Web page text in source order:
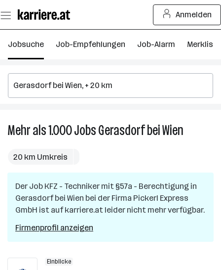
Seiteninhalt
springen
Anmelden
Jobsuche Job-Empfehlungen Job-Alarm Merkliste
Mehr als 1.000JobsGerasdorf bei Wien
in
Gerasdorf
bei
Wien
20 km Umkreis
Der Job KFZ - Techniker mit §57a - Berechtigung in
Gerasdorf bei Wien bei der Firma Pickerl Express
GmbH ist auf karriere.at leider nicht mehr verfügbar.
Firmenprofil anzeigen
Einblicke